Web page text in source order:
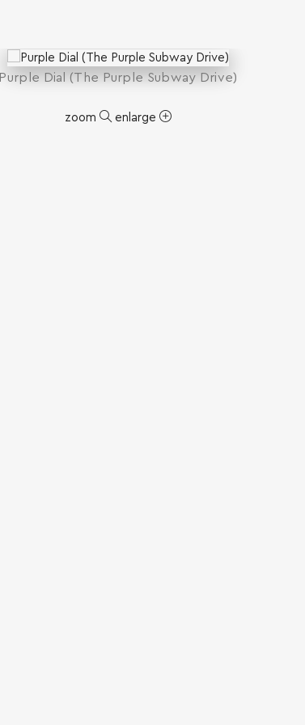
Purple Dial (The Purple Subway Drive)
zoom enlarge